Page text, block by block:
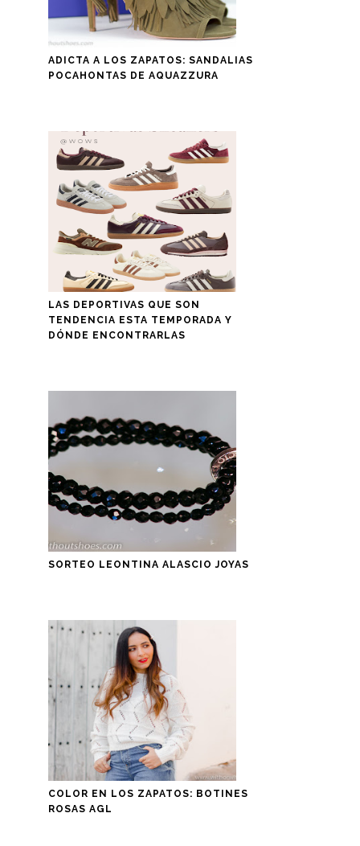
ADICTA A LOS ZAPATOS: SANDALIAS
POCAHONTAS DE AQUAZZURA
LAS DEPORTIVAS QUE SON
TENDENCIA ESTA TEMPORADA Y
DÓNDE ENCONTRARLAS
SORTEO LEONTINA ALASCIO JOYAS
COLOR EN LOS ZAPATOS: BOTINES
ROSAS AGL